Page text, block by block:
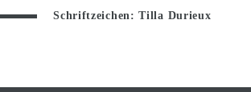
Schriftzeichen: Tilla Durieux